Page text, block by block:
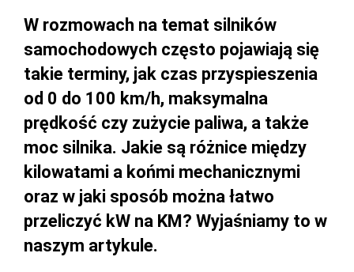
W rozmowach na temat silników
samochodowych często pojawiają się
takie terminy, jak czas przyspieszenia
od 0 do 100 km/h, maksymalna
prędkość czy zużycie paliwa, a także
moc silnika. Jakie są różnice między
kilowatami a końmi mechanicznymi
oraz w jaki sposób można łatwo
przeliczyć kW na KM? Wyjaśniamy to w
naszym artykule.